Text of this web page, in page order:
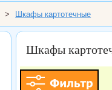
> Шкафы картотечные
Шкафы